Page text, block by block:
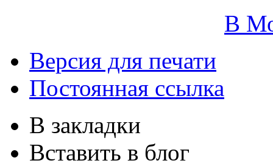
В
Версия для печати
Постоянная ссылка
В закладки
Вставить в блог